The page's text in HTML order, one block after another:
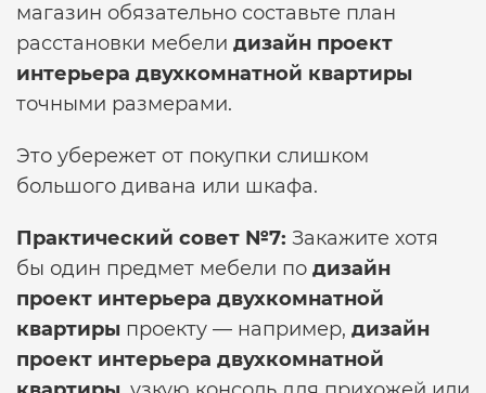
магазин обязательно составьте план
расстановки мебели дизайн проект
интерьера двухкомнатной квартиры
точными размерами.
Это убережет от покупки слишком
большого дивана или шкафа.
Практический совет №7: Закажите хотя
бы один предмет мебели по дизайн
проект интерьера двухкомнатной
квартиры проекту — например, дизайн
проект интерьера двухкомнатной